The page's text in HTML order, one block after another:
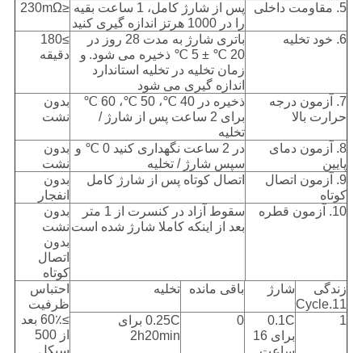
5. مقاومت داخلی
پس از شارژ کامل، 1 ساعت بقیه
را در 1000 هرتز اندازه گیری کنید
≤230mΩ
6. خود تخلیه
باتری شارژ به مدت 28 روز در
20 ℃ ± 5 ℃ ذخیره می شود.
و
زمان تخلیه در تخلیه استاندارد
اندازه گیری می شود
≥180
دقیقه
7. آزمون درجه
حرارت بالا
ذخیره در 40 ℃، 50 ℃، 60 ℃
برای 2 ساعت پس از شارژ /
تخلیه
بدون
نشت
8. آزمون دمای
پایین
در 2 ساعت نگهداری کنید 0 ℃ و
سپس شارژ / تخلیه
بدون
نشت
9. آزمون اتصال
کوتاه
اتصال کوتاه پس از شارژ کامل
بدون
انفجار
10. آزمون قطره
سقوط آزاد در کنسرت از 1 متر
بعد از اینکه کاملا شارژ شده است
بدون
نشت
بدون
اتصال
کوتاه
زندگی
11.Cycle
شارژ باقی مانده تخلیه
احتباس
ظرفیت
≥60٪ بعد
از 500
1
0.1C
برای 16
0
0.25C برای
2h20min